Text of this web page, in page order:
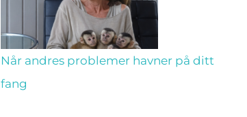
Når andres problemer havner på ditt
fang